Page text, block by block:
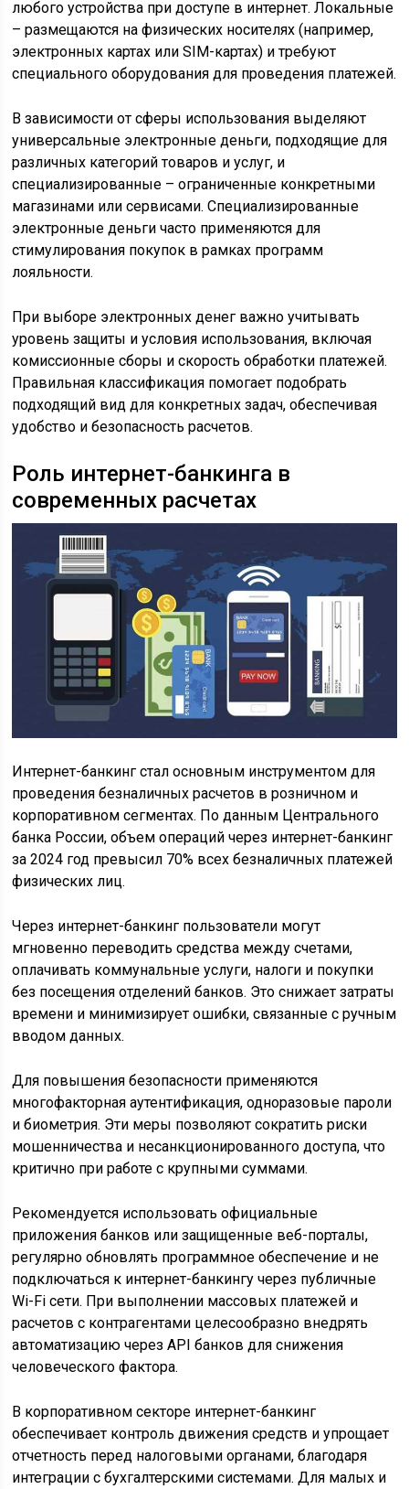
любого устройства при доступе в интернет. Локальные
– размещаются на физических носителях (например,
электронных картах или SIM-картах) и требуют
специального оборудования для проведения платежей.
В зависимости от сферы использования выделяют
универсальные электронные деньги, подходящие для
различных категорий товаров и услуг, и
специализированные – ограниченные конкретными
магазинами или сервисами. Специализированные
электронные деньги часто применяются для
стимулирования покупок в рамках программ
лояльности.
При выборе электронных денег важно учитывать
уровень защиты и условия использования, включая
комиссионные сборы и скорость обработки платежей.
Правильная классификация помогает подобрать
подходящий вид для конкретных задач, обеспечивая
удобство и безопасность расчетов.
Роль интернет-банкинга в
современных расчетах
Интернет-банкинг стал основным инструментом для
проведения безналичных расчетов в розничном и
корпоративном сегментах. По данным Центрального
банка России, объем операций через интернет-банкинг
за 2024 год превысил 70% всех безналичных платежей
физических лиц.
Через интернет-банкинг пользователи могут
мгновенно переводить средства между счетами,
оплачивать коммунальные услуги, налоги и покупки
без посещения отделений банков. Это снижает затраты
времени и минимизирует ошибки, связанные с ручным
вводом данных.
Для повышения безопасности применяются
многофакторная аутентификация, одноразовые пароли
и биометрия. Эти меры позволяют сократить риски
мошенничества и несанкционированного доступа, что
критично при работе с крупными суммами.
Рекомендуется использовать официальные
приложения банков или защищенные веб-порталы,
регулярно обновлять программное обеспечение и не
подключаться к интернет-банкингу через публичные
Wi-Fi сети. При выполнении массовых платежей и
расчетов с контрагентами целесообразно внедрять
автоматизацию через API банков для снижения
человеческого фактора.
В корпоративном секторе интернет-банкинг
обеспечивает контроль движения средств и упрощает
отчетность перед налоговыми органами, благодаря
интеграции с бухгалтерскими системами. Для малых и